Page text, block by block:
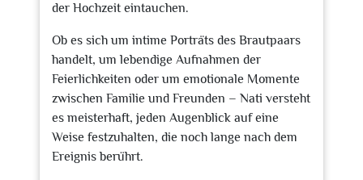
der Hochzeit eintauchen.
Ob es sich um intime Porträts des Brautpaars
handelt, um lebendige Aufnahmen der
Feierlichkeiten oder um emotionale Momente
zwischen Familie und Freunden – Nati versteht
es meisterhaft, jeden Augenblick auf eine
Weise festzuhalten, die noch lange nach dem
Ereignis berührt.